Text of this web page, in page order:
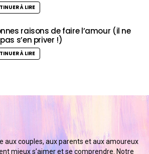
À LIRE
raisons de faire l’amour (il ne
s’en priver !)
À LIRE
aux couples, aux parents et aux amoureux
mieux s’aimer et se comprendre. Notre